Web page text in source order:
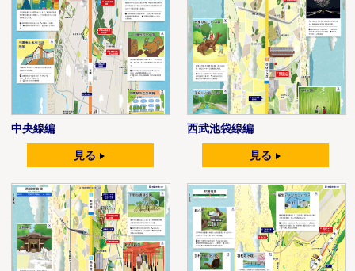
中央線編
見る
西武池袋線編
見る